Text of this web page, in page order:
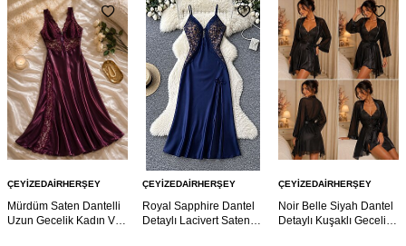
ÇEYIZEDAIRHERŞEY
Mürdüm Saten Dantelli
Uzun Gecelik Kadın V
ÇEYIZEDAIRHERŞEY
Royal Sapphire Dantel
Detaylı Lacivert Saten
ÇEYIZEDAIRHERŞEY
Noir Belle Siyah Dantel
Detaylı Kuşaklı Gecelik